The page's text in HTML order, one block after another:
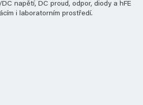
napětí, DC proud, odpor, diody a hFE
i laboratorním prostředí.